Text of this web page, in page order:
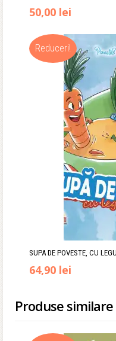
Prețul
inițial
a
65,00 lei.
50,00 lei
curent
este:
50,00 lei.
Reduceri!
SUPA DE POVESTE, CU
Prețul
a
fost:
64,90 lei
este:
64,90 lei.
Produse similare